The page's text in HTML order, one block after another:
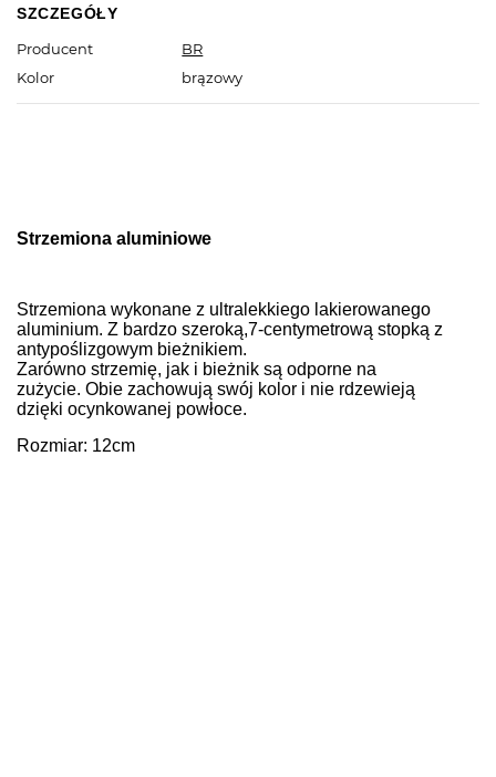
SZCZEGÓŁY
Producent
BR
Kolor
brązowy
Strzemiona aluminiowe
Strzemiona wykonane z ultralekkiego lakierowanego
aluminium. Z bardzo szeroką,7-centymetrową stopką z
antypoślizgowym bieżnikiem.
Zarówno strzemię, jak i bieżnik są odporne na
zużycie. Obie zachowują swój kolor i nie rdzewieją
dzięki ocynkowanej powłoce.
Rozmiar: 12cm